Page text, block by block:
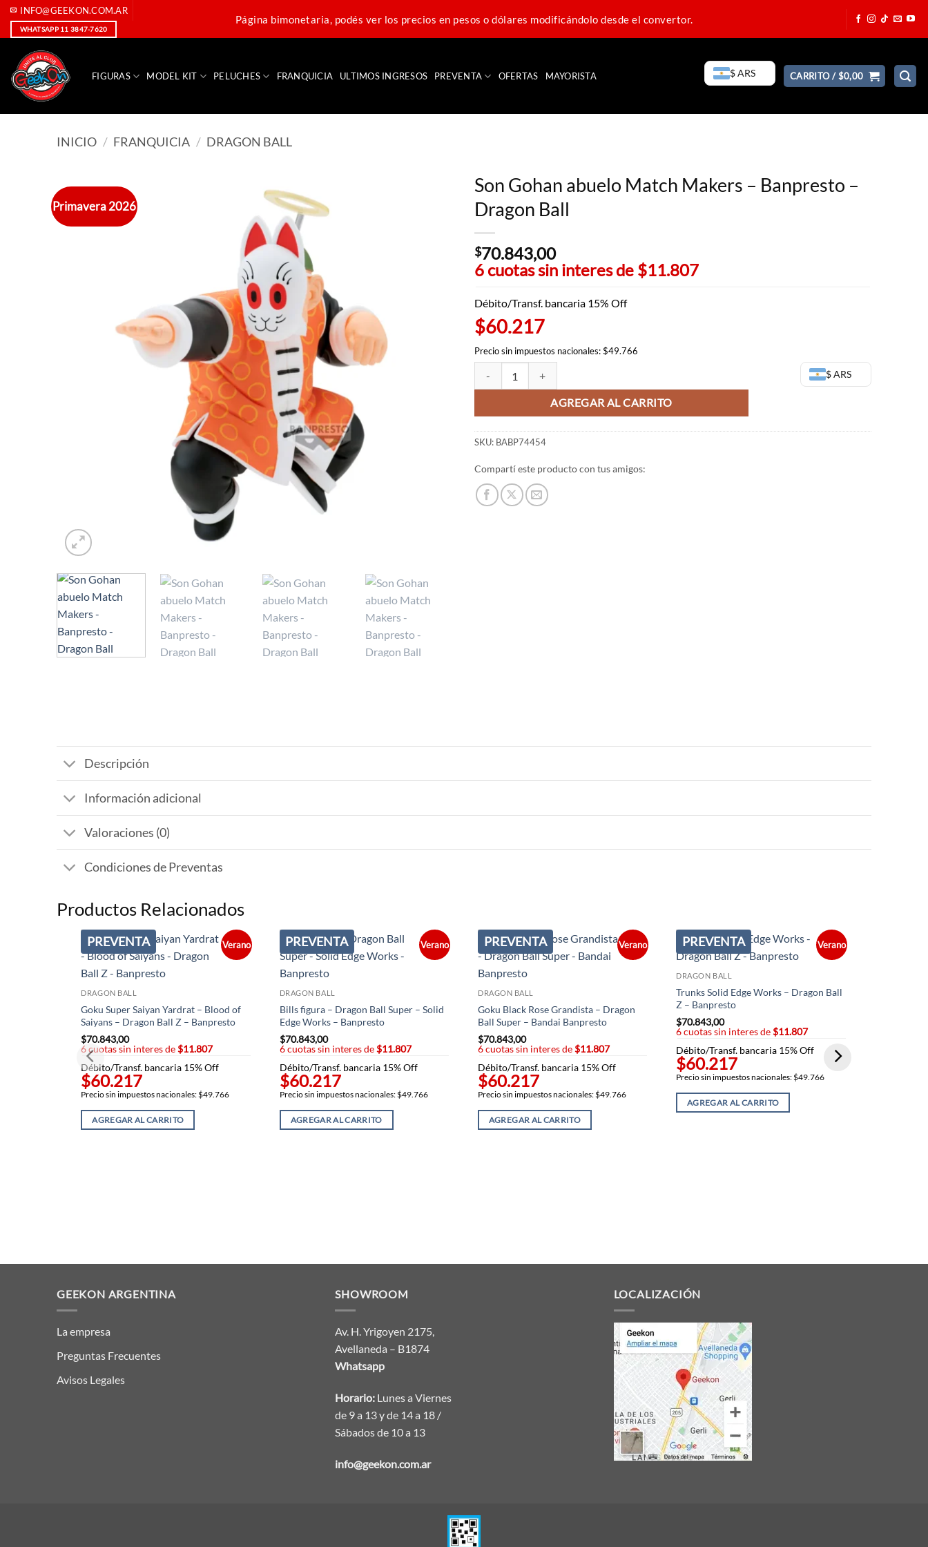
SaltarINFO@GEEKON.COM.AR
WHATSAPP 11 3847-7620
Página bimonetaria, podés ver los precios en pesos o dólares modificándolo desde el convertor.
FIGURAS MODEL KIT PELUCHES FRANQUICIA ULTIMOS INGRESOS PREVENTA OFERTAS MAYORISTA $ ARS CARRITO /$0,00
INICIO / FRANQUICIA / DRAGON BALL
Primavera 2026
Son Gohan abuelo Match Makers – Banpresto –
Dragon Ball
$70.843,00
6 cuotas sin interes de $11.807
Débito/Transf. bancaria 15% Off
$60.217
Precio sin impuestos nacionales: $49.766
$ ARS
AGREGAR AL CARRITO
SKU: BABP74454
Compartí este producto con tus amigos:
Descripción
Información adicional
Valoraciones (0)
Condiciones de Preventas
Productos Relacionados
PREVENTA Verano
DRAGON BALL
Goku Super Saiyan Yardrat – Blood of
Saiyans – Dragon Ball Z – Banpresto
$70.843,00
6 cuotas sin interes de$11.807
Débito/Transf. bancaria 15% Off
$60.217
Precio sin impuestos nacionales: $49.766
AGREGAR AL CARRITO
PREVENTA Verano
DRAGON BALL
Bills figura – Dragon Ball Super – Solid
Edge Works – Banpresto
$70.843,00
6 cuotas sin interes de$11.807
Débito/Transf. bancaria 15% Off
$60.217
Precio sin impuestos nacionales: $49.766
AGREGAR AL CARRITO
PREVENTA Verano
DRAGON BALL
Goku Black Rose Grandista – Dragon
Ball Super – Bandai Banpresto
$70.843,00
6 cuotas sin interes de$11.807
Débito/Transf. bancaria 15% Off
$60.217
Precio sin impuestos nacionales: $49.766
AGREGAR AL CARRITO
PREVENTA Verano
DRAGON BALL
Trunks Solid Edge Works – Dragon Ball
Z – Banpresto
$70.843,00
6 cuotas sin interes de$11.807
Débito/Transf. bancaria 15% Off
$60.217
Precio sin impuestos nacionales: $49.766
AGREGAR AL CARRITO
GEEKON ARGENTINA
La empresa
Preguntas Frecuentes
Avisos Legales
SHOWROOM
Av. H. Yrigoyen 2175,
Avellaneda – B1874
Whatsapp
Horario: Lunes a Viernes
de 9 a 13 y de 14 a 18 /
Sábados de 10 a 13
info@geekon.com.ar
LOCALIZACIÓN